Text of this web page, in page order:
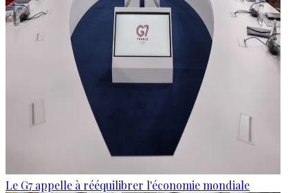
Le G7 appelle à rééquilibrer l'économie mondiale